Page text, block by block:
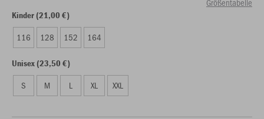
Größentabelle
Kinder (21,00 €)
116 128 152 164
Unisex (23,50 €)
S M L XL XXL